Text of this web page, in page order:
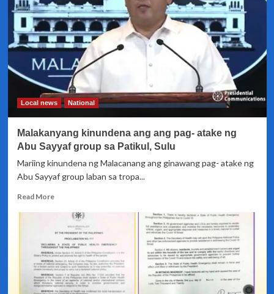
na
ng
Emergency
use
authorization
sa
bakuna
kontra
Covid-
19
Local news National
Malakanyang kinundena ang ang pag- atake ng
Abu Sayyaf group sa Patikul, Sulu
Mariing kinundena ng Malacanang ang ginawang pag- atake ng
Abu Sayyaf group laban sa tropa...
Read MoreRead
about
Malakanyang
kinundena
ang
ang
pag-
atake